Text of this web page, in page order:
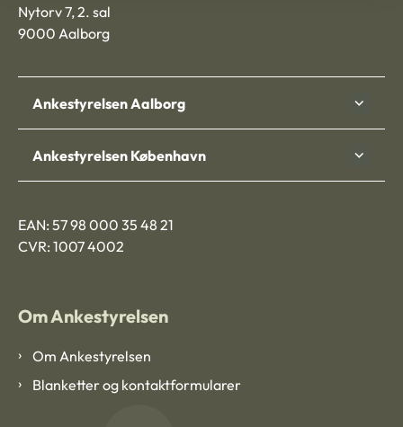
Nytorv 7, 2. sal
9000 Aalborg
Ankestyrelsen Aalborg
Ankestyrelsen København
EAN: 57 98 000 35 48 21
CVR: 1007 4002
Om Ankestyrelsen
Om Ankestyrelsen
Blanketter og kontaktformularer